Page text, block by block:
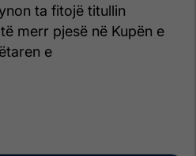
ta fitojë titullin
merr pjesë në Kupën e
e